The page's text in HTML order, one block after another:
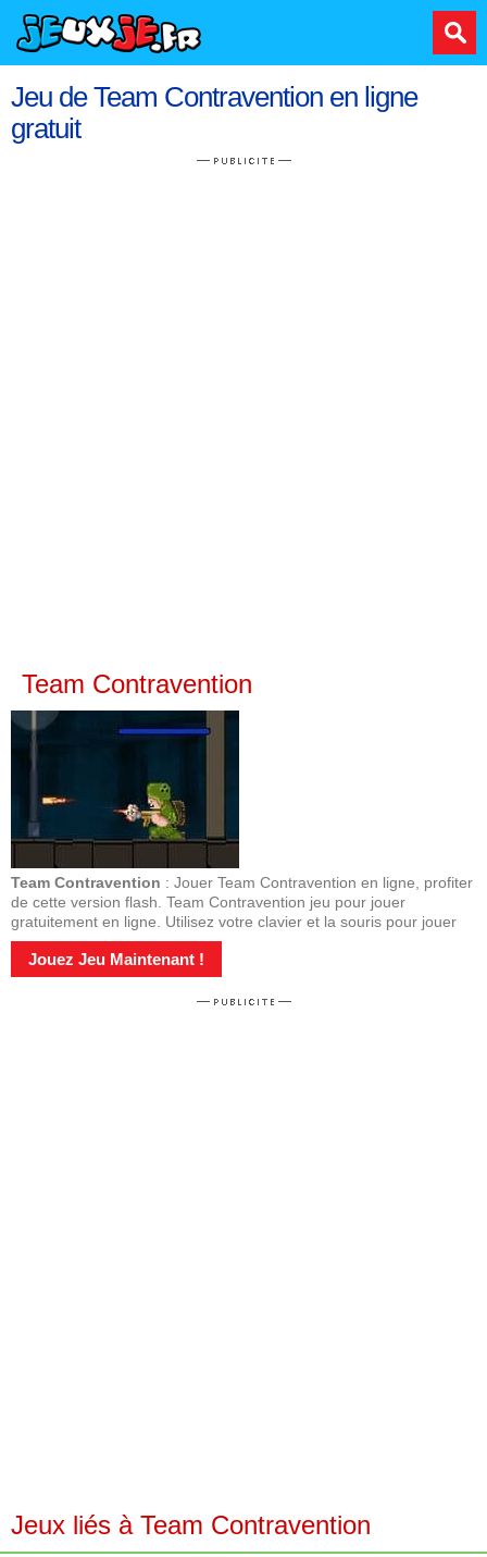
Jeu de Team Contravention en ligne
gratuit
Team Contravention
Team Contravention : Jouer Team Contravention en ligne, profiter
de cette version flash. Team Contravention jeu pour jouer
gratuitement en ligne. Utilisez votre clavier et la souris pour jouer
Jouez Jeu Maintenant !
Jeux liés à Team Contravention